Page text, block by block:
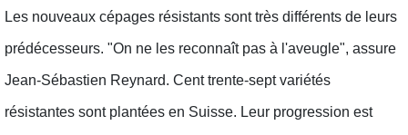
Les nouveaux cépages résistants sont très différents de leurs
prédécesseurs. "On ne les reconnaît pas à l'aveugle", assure
Jean-Sébastien Reynard. Cent trente-sept variétés
résistantes sont plantées en Suisse. Leur progression est